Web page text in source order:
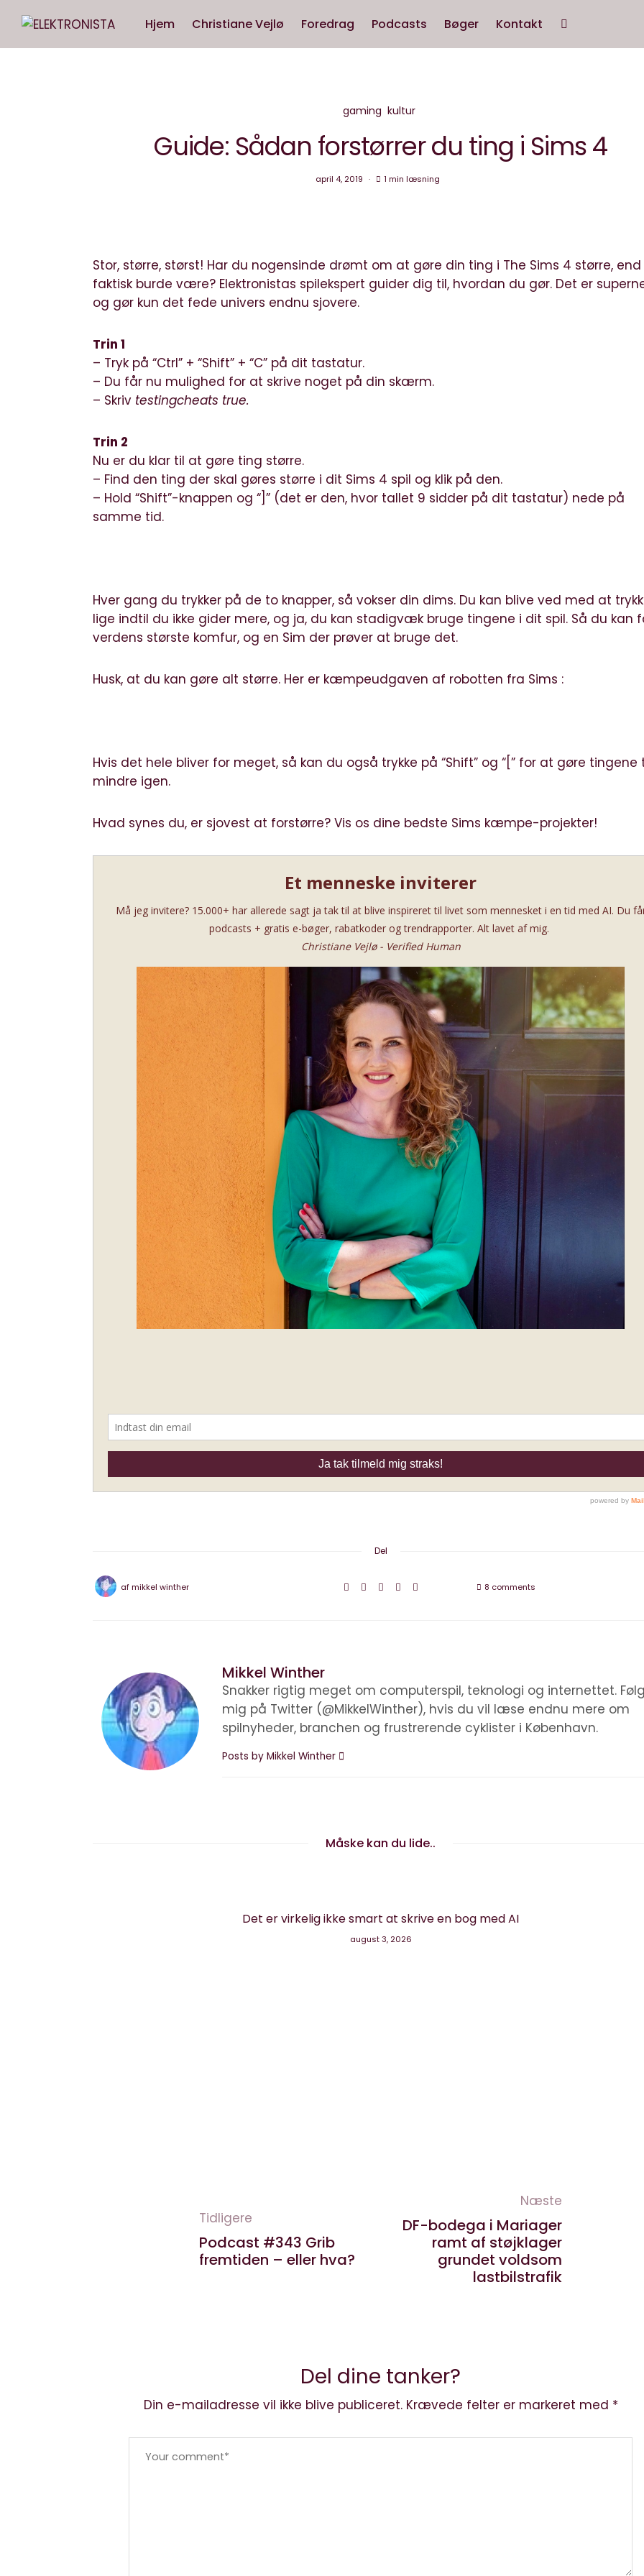
Hjem Christiane Vejlø Foredrag Podcasts Bøger Kontakt
gaming kultur
Guide: Sådan forstørrer du ting i Sims 4
april 4, 2019 1 min læsning
Stor, større, størst! Har du nogensinde drømt om at gøre din ting i The Sims 4 større,
faktisk burde være? Elektronistas spilekspert guider dig til, hvordan du gør. Det er
og gør kun det fede univers endnu sjovere.
Trin 1
– Tryk på “Ctrl” + “Shift” + “C” på dit tastatur.
– Du får nu mulighed for at skrive noget på din skærm.
– Skriv testingcheats true.
Trin 2
Nu er du klar til at gøre ting større.
– Find den ting der skal gøres større i dit Sims 4 spil og klik på den.
– Hold “Shift”-knappen og “]” (det er den, hvor tallet 9 sidder på dit tastatur) nede på
samme tid.
Hver gang du trykker på de to knapper, så vokser din dims. Du kan blive ved med at
lige indtil du ikke gider mere, og ja, du kan stadigvæk bruge tingene i dit spil. Så du kan
verdens største komfur, og en Sim der prøver at bruge det.
Husk, at du kan gøre alt større. Her er kæmpeudgaven af robotten fra Sims :
Hvis det hele bliver for meget, så kan du også trykke på “Shift” og “[” for at gøre tingene
mindre igen.
Hvad synes du, er sjovest at forstørre? Vis os dine bedste Sims kæmpe-projekter!
Del
afmikkel winther 8 comments
Mikkel Winther
Snakker rigtig meget om computerspil, teknologi og internettet.
mig på Twitter (@MikkelWinther), hvis du vil læse endnu mere om
spilnyheder, branchen og frustrerende cyklister i København.
Posts by Mikkel Winther
Måske kan du lide..
Det er virkelig ikke smart at skrive en bog med AI
august 3, 2026
Tidligere
Podcast #343 Grib
fremtiden – eller hva?
Næste
DF-bodega i Mariager
ramt af støjklager
grundet voldsom
lastbilstrafik
Del dine tanker?
Din e-mailadresse vil ikke blive publiceret. Krævede felter er markeret med *